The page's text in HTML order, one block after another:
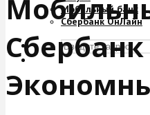
Мобильный банк
Сбербанк ОнЛайн